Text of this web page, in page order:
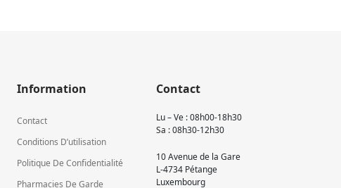
Information
Contact
Conditions D’utilisation
Politique De Confidentialité
Pharmacies De Garde
Contact
Lu – Ve : 08h00-18h30
Sa : 08h30-12h30
10 Avenue de la Gare
L-4734 Pétange
Luxembourg